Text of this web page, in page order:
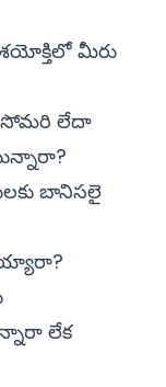
మీరు
సోమరి లేదా
బానిసలై
లేక